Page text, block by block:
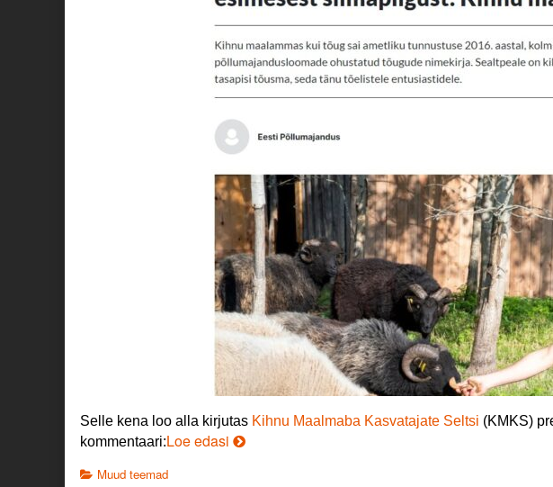
Selle kena loo alla kirjutas Kihnu Maalmaba Kasvatajate Seltsi (KMKS)
kommentaari:Loe edasi Karma
Categories
Muud teemad